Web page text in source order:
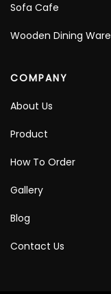
Sofa Cafe
Wooden Dining Ware
COMPANY
About Us
Product
How To Order
Gallery
Blog
Contact Us